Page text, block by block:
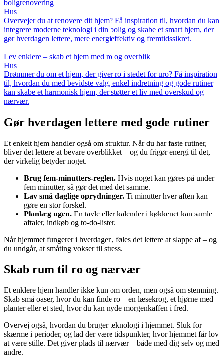
boligrenovering
Hus
Overvejer du at renovere dit hjem? Få inspiration til, hvordan du kan
integrere moderne teknologi i din bolig og skabe et smart hjem, der
gør hverdagen lettere, mere energieffektiv og fremtidssikret.
Lev enklere – skab et hjem med ro og overblik
Hus
Drømmer du om et hjem, der giver ro i stedet for uro? Få inspiration
til, hvordan du med bevidste valg, enkel indretning og gode rutiner
kan skabe et harmonisk hjem, der støtter et liv med overskud og
nærvær.
Gør hverdagen lettere med gode rutiner
Et enkelt hjem handler også om struktur. Når du har faste rutiner,
bliver det lettere at bevare overblikket – og du frigør energi til det,
der virkelig betyder noget.
Brug fem-minutters-reglen. Hvis noget kan gøres på under
fem minutter, så gør det med det samme.
Lav små daglige oprydninger. Ti minutter hver aften kan
gøre en stor forskel.
Planlæg ugen. En tavle eller kalender i køkkenet kan samle
aftaler, indkøb og to-do-lister.
Når hjemmet fungerer i hverdagen, føles det lettere at slappe af – og
du undgår, at småting vokser til stress.
Skab rum til ro og nærvær
Et enklere hjem handler ikke kun om orden, men også om stemning.
Skab små oaser, hvor du kan finde ro – en læsekrog, et hjørne med
planter eller et sted, hvor du kan nyde morgenkaffen i fred.
Overvej også, hvordan du bruger teknologi i hjemmet. Sluk for
skærme i perioder, og lad der være tidspunkter, hvor hjemmet får lov
at være stille. Det giver plads til nærvær – både med dig selv og med
andre.